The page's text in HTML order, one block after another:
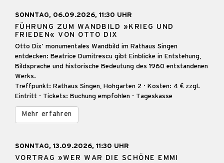
SONNTAG, 06.09.2026, 11:30 UHR
FÜHRUNG ZUM WANDBILD »KRIEG UND
FRIEDEN« VON OTTO DIX
Otto Dix’ monumentales Wandbild im Rathaus Singen
entdecken: Beatrice Dumitrescu gibt Einblicke in Entstehung,
Bildsprache und historische Bedeutung des 1960 entstandenen
Werks.
Treffpunkt: Rathaus Singen, Hohgarten 2 · Kosten: 4 € zzgl.
Eintritt · Tickets: Buchung empfohlen · Tageskasse
Mehr erfahren
SONNTAG, 13.09.2026, 11:30 UHR
VORTRAG »WER WAR DIE SCHÖNE EMMI